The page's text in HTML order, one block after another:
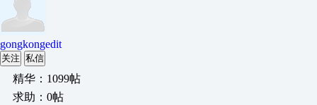
gongkongedit
关注 私信
精华：1099帖
求助：0帖